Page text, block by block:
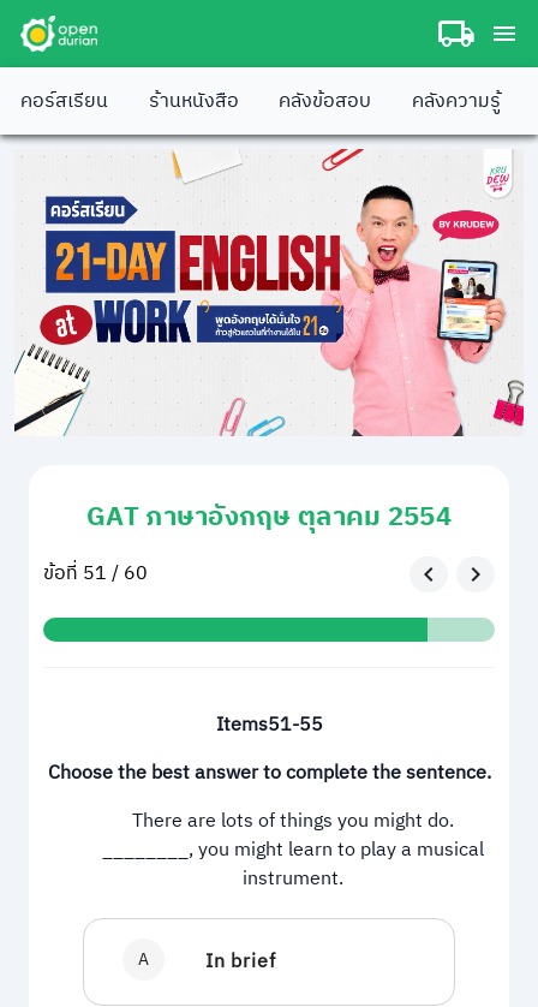
คอร์สเรียน ร้านหนังสือ คลังข้อสอบ คลังความรู้
GAT ภาษาอังกฤษ ตุลาคม 2554
ข้อที่ 51 / 60
Items51-55
Choose the best answer to complete the sentence.
There are lots of things you might do.
________, you might learn to play a musical
instrument.
A In brief